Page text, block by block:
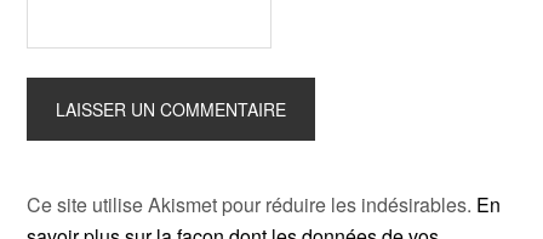
Ce site utilise Akismet pour réduire les indésirables. En